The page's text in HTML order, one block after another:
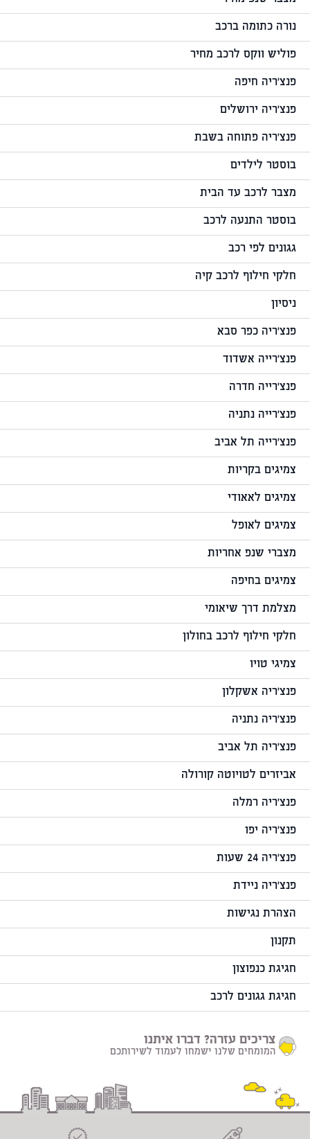
נורה כתומה ברכב
פוליש ווקס לרכב מחיר
פנצ'ריה חיפה
פנצ'ריה ירושלים
פנצ'ריה פתוחה בשבת
בוסטר לילדים
מצבר לרכב עד הבית
בוסטר התנעה לרכב
גגונים לפי רכב
חלקי חילוף לרכב קיה
ניסיון
פנצ'ריה כפר סבא
פנצ'רייה אשדוד
פנצ'רייה חדרה
פנצ'רייה נתניה
פנצ'רייה תל אביב
צמיגים בקריות
צמיגים לאאודי
צמיגים לאופל
מצברי שנפ אחריות
צמיגים בחיפה
מצלמת דרך שיאומי
חלקי חילוף לרכב בחולון
צמיגי טויו
פנצ'ריה אשקלון
פנצ'ריה נתניה
פנצ'ריה תל אביב
אביזרים לטויוטה קורולה
פנצ'ריה רמלה
פנצ'ריה יפו
פנצ'ריה 24 שעות
פנצ'ריה ניידת
הצהרת נגישות
תקנון
חגיגת כנפוצון
חגיגת גגונים לרכב
צריכים עזרה? דברו איתנו
המומחים שלנו ישמחו לעמוד לשירותכם